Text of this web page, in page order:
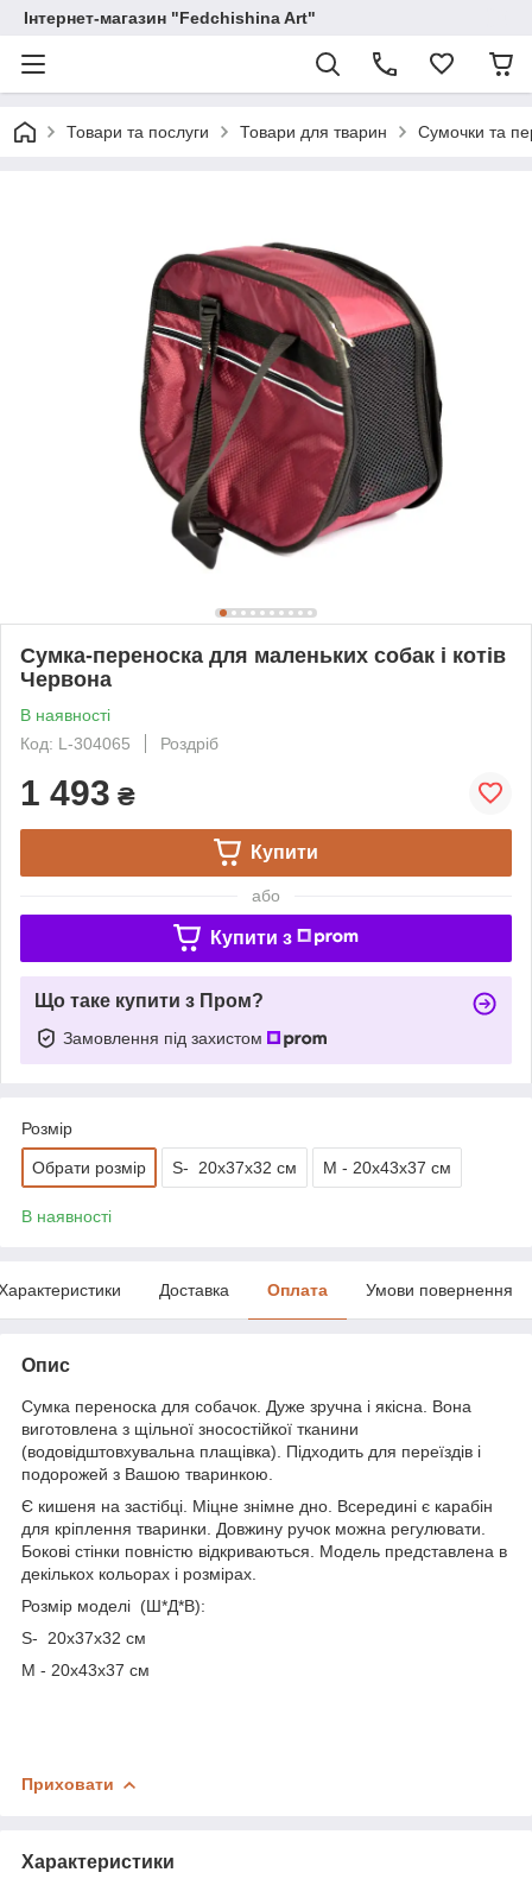
Інтернет-магазин "Fedchishina Art"
Товари та послуги Товари для тварин Сумочки та
Сумка-переноска для маленьких собак і котів
Червона
В наявності
Код: L-304065
Роздріб
1 493 ₴
Купити
або
Купити з
Що таке купити з Пром?
Замовлення під захистом
Розмір
Обрати розмір S- 20х37х32 см M - 20х43х37 см
В наявності
Доставка Оплата Умови повернення
Опис
Сумка переноска для собачок. Дуже зручна і якісна. Вона
виготовлена з щільної зносостійкої тканини
(водовідштовхувальна плащівка). Підходить для переїздів і
подорожей з Вашою тваринкою.
Є кишеня на застібці. Міцне знімне дно. Всередині є карабін
для кріплення тваринки. Довжину ручок можна регулювати.
Бокові стінки повністю відкриваються. Модель представлена в
декількох кольорах і розмірах.
Розмір моделі (Ш*Д*В):
S- 20х37х32 см
M - 20х43х37 см
Приховати
Характеристики